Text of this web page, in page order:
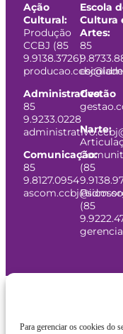
Para gerenciar os cookies do
Ação
Cultural:
Produção
CCBJ (85
9.9138.3726)
Administrativo:
85
9.9233.0228
Comunicação:
85
9.8127.0954
Escola
Cultura
Artes:
85
Gestão
Narte:
(85
(85